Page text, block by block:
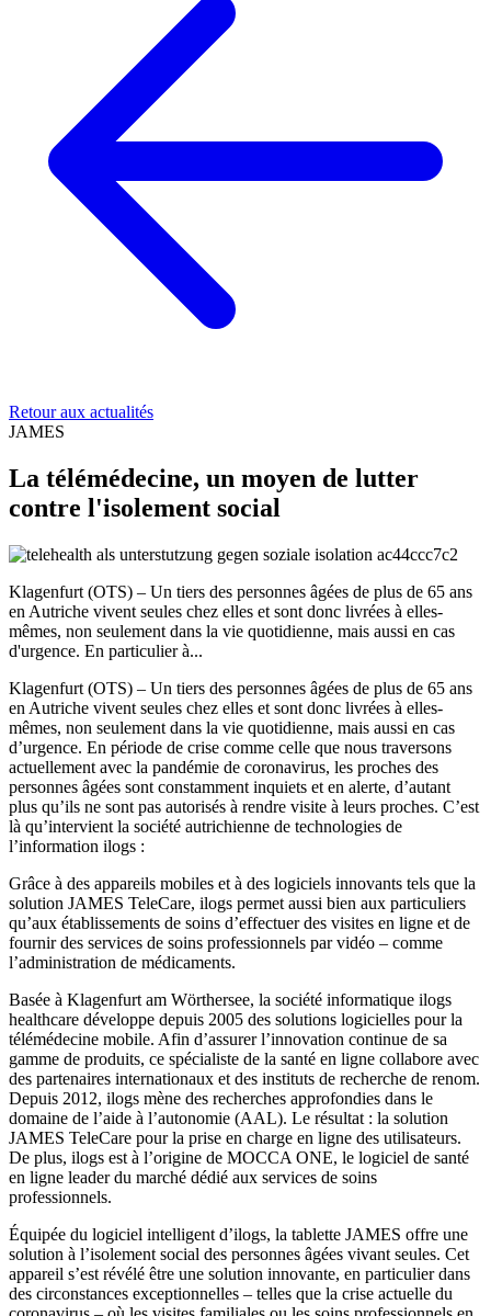
Retour aux actualités
JAMES
La télémédecine, un moyen de lutter
contre l'isolement social
Klagenfurt (OTS) – Un tiers des personnes âgées de plus de 65 ans
en Autriche vivent seules chez elles et sont donc livrées à elles-
mêmes, non seulement dans la vie quotidienne, mais aussi en cas
d'urgence. En particulier à...
Klagenfurt (OTS) – Un tiers des personnes âgées de plus de 65 ans
en Autriche vivent seules chez elles et sont donc livrées à elles-
mêmes, non seulement dans la vie quotidienne, mais aussi en cas
d’urgence. En période de crise comme celle que nous traversons
actuellement avec la pandémie de coronavirus, les proches des
personnes âgées sont constamment inquiets et en alerte, d’autant
plus qu’ils ne sont pas autorisés à rendre visite à leurs proches. C’est
là qu’intervient la société autrichienne de technologies de
l’information ilogs :
Grâce à des appareils mobiles et à des logiciels innovants tels que la
solution JAMES TeleCare, ilogs permet aussi bien aux particuliers
qu’aux établissements de soins d’effectuer des visites en ligne et de
fournir des services de soins professionnels par vidéo – comme
l’administration de médicaments.
Basée à Klagenfurt am Wörthersee, la société informatique ilogs
healthcare développe depuis 2005 des solutions logicielles pour la
télémédecine mobile. Afin d’assurer l’innovation continue de sa
gamme de produits, ce spécialiste de la santé en ligne collabore avec
des partenaires internationaux et des instituts de recherche de renom.
Depuis 2012, ilogs mène des recherches approfondies dans le
domaine de l’aide à l’autonomie (AAL). Le résultat : la solution
JAMES TeleCare pour la prise en charge en ligne des utilisateurs.
De plus, ilogs est à l’origine de MOCCA ONE, le logiciel de santé
en ligne leader du marché dédié aux services de soins
professionnels.
Équipée du logiciel intelligent d’ilogs, la tablette JAMES offre une
solution à l’isolement social des personnes âgées vivant seules. Cet
appareil s’est révélé être une solution innovante, en particulier dans
des circonstances exceptionnelles – telles que la crise actuelle du